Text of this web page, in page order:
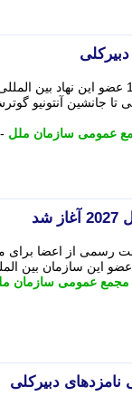
روسای شورای امنیت و مجمع عمومی سازمان ملل متحد از 193 عضو این نهاد بین
تا جانشین آنتونیو
عمومی سازمان ملل -
رسمی از اعضا برای
مجمع عمومی سازمان
دبیرکلی